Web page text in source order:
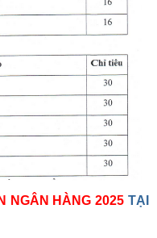
NGÂN HÀNG 2025 TẠI